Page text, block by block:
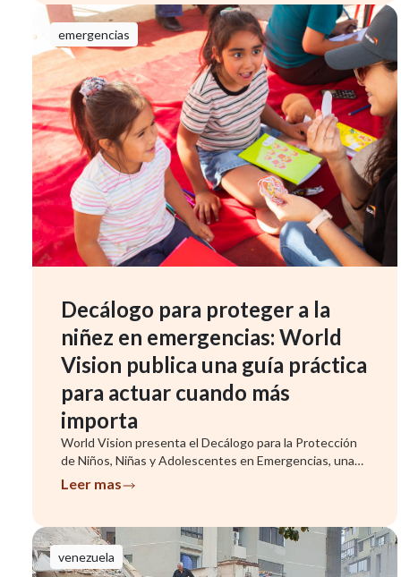
emergencias
Decálogo para proteger a la
niñez en emergencias: World
Vision publica una guía práctica
para actuar cuando más
importa
World Vision presenta el Decálogo para la Protección
de Niños, Niñas y Adolescentes en Emergencias, una
herramienta que ...
Leer mas
venezuela